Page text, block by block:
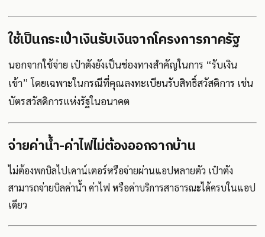
ใช้เป็นกระเป๋าเงินรับเงินจากโครงการภาครัฐ
นอกจากใช้จ่าย เป๋าตังยังเป็นช่องทางสำคัญในการ “รับเงิน
เข้า” โดยเฉพาะในกรณีที่คุณลงทะเบียนรับสิทธิ์สวัสดิการ เช่น
บัตรสวัสดิการแห่งรัฐในอนาคต
จ่ายค่าน้ำ-ค่าไฟไม่ต้องออกจากบ้าน
ไม่ต้องพกบิลไปเคาน์เตอร์หรือจ่ายผ่านแอปหลายตัว เป๋าตัง
สามารถจ่ายบิลค่าน้ำ ค่าไฟ หรือค่าบริการสาธารณะได้ครบในแอป
เดียว